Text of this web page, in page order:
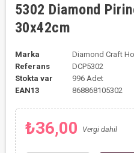
5302 Diamond
30x42cm
Marka
Diamond Craft
Referans
DCP5302
Stokta var
996 Adet
EAN13
868868105302
₺36,00 Vergi dahil